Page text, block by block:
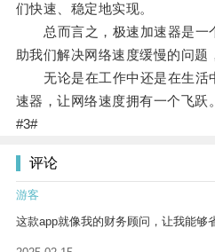
们快速、稳定地实现。
总而言之，极速加速器是一
助我们解决网络速度缓慢的问题
无论是在工作中还是在生活
速器，让网络速度拥有一个飞跃。
#3#
评论
游客
这款app就像我的财务顾问，让我能够